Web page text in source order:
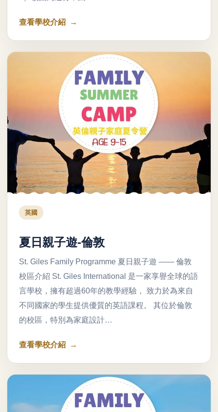
查看學校介紹
英國
夏日親子遊-倫敦
St. Giles Family Programme 夏日親子遊 —— 倫敦
校區介紹 St. Giles International 是一家享譽全球的語
言學校，擁有超過60年的教學經驗， 致力於為來自
不同國家的學生提供優質的英語課程。 其位於倫敦
的校區，特別為家庭設計…
查看學校介紹